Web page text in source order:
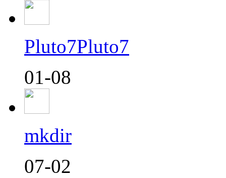
Pluto7Pluto7
01-08
mkdir
07-02